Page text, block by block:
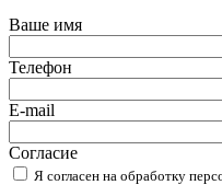
Ваше имя
Телефон
E-mail
Согласие
Я согласен на обработку